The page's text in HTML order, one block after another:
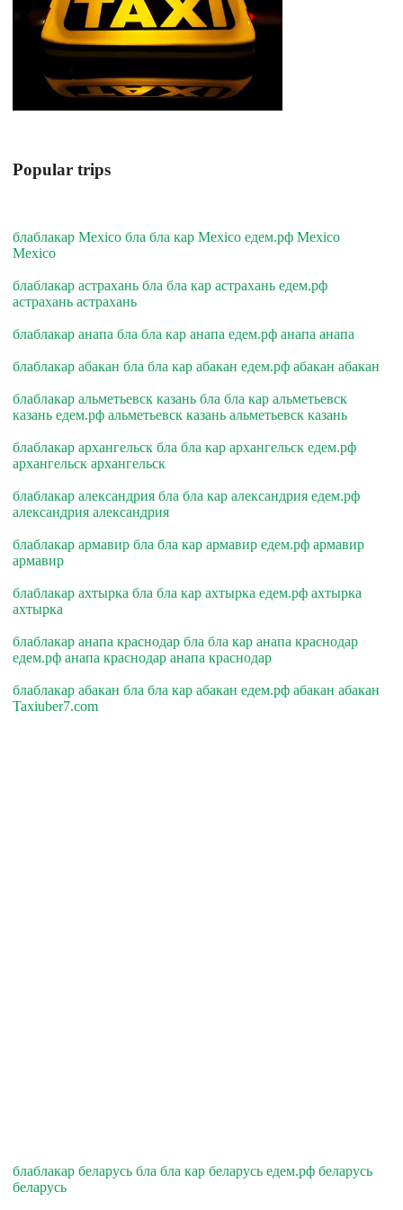
Popular trips
блаблакар Mexico бла бла кар Mexico едем.рф Mexico
Mexico
блаблакар астрахань бла бла кар астрахань едем.рф
астрахань астрахань
блаблакар анапа бла бла кар анапа едем.рф анапа анапа
блаблакар абакан бла бла кар абакан едем.рф абакан абакан
блаблакар альметьевск казань бла бла кар альметьевск
казань едем.рф альметьевск казань альметьевск казань
блаблакар архангельск бла бла кар архангельск едем.рф
архангельск архангельск
блаблакар александрия бла бла кар александрия едем.рф
александрия александрия
блаблакар армавир бла бла кар армавир едем.рф армавир
армавир
блаблакар ахтырка бла бла кар ахтырка едем.рф ахтырка
ахтырка
блаблакар анапа краснодар бла бла кар анапа краснодар
едем.рф анапа краснодар анапа краснодар
блаблакар абакан бла бла кар абакан едем.рф абакан абакан
Taxiuber7.com
блаблакар беларусь бла бла кар беларусь едем.рф беларусь
беларусь